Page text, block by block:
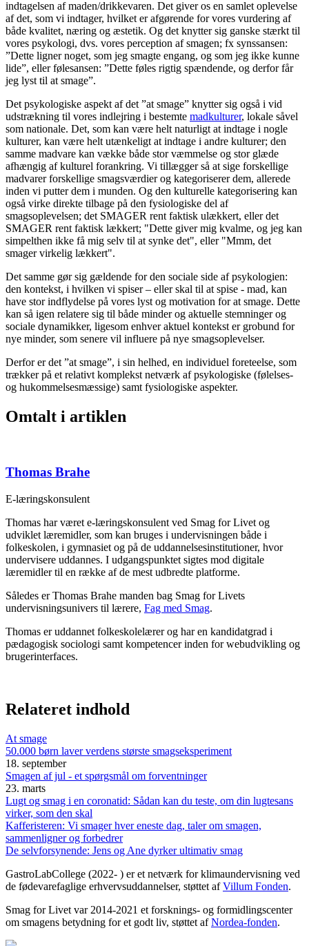
indtagelsen af maden/drikkevaren. Det giver os en samlet oplevelse
af det, som vi indtager, hvilket er afgørende for vores vurdering af
både kvalitet, næring og æstetik. Og det knytter sig ganske stærkt til
vores psykologi, dvs. vores perception af smagen; fx synssansen:
”Dette ligner noget, som jeg smagte engang, og som jeg ikke kunne
lide”, eller følesansen: ”Dette føles rigtig spændende, og derfor får
jeg lyst til at smage”.
Det psykologiske aspekt af det ”at smage” knytter sig også i vid
udstrækning til vores indlejring i bestemte madkulturer, lokale såvel
som nationale. Det, som kan være helt naturligt at indtage i nogle
kulturer, kan være helt utænkeligt at indtage i andre kulturer; den
samme madvare kan vække både stor væmmelse og stor glæde
afhængig af kulturel forankring. Vi tillægger så at sige forskellige
madvarer forskellige smagsværdier og kategoriserer dem, allerede
inden vi putter dem i munden. Og den kulturelle kategorisering kan
også virke direkte tilbage på den fysiologiske del af
smagsoplevelsen; det SMAGER rent faktisk ulækkert, eller det
SMAGER rent faktisk lækkert; "Dette giver mig kvalme, og jeg kan
simpelthen ikke få mig selv til at synke det", eller "Mmm, det
smager virkelig lækkert".
Det samme gør sig gældende for den sociale side af psykologien:
den kontekst, i hvilken vi spiser – eller skal til at spise - mad, kan
have stor indflydelse på vores lyst og motivation for at smage. Dette
kan så igen relatere sig til både minder og aktuelle stemninger og
sociale dynamikker, ligesom enhver aktuel kontekst er grobund for
nye minder, som senere vil influere på nye smagsoplevelser.
Derfor er det ”at smage”, i sin helhed, en individuel foreteelse, som
trækker på et relativt komplekst netværk af psykologiske (følelses-
og hukommelsesmæssige) samt fysiologiske aspekter.
Omtalt i artiklen
Thomas Brahe
E-læringskonsulent
Thomas har været e-læringskonsulent ved Smag for Livet og
udviklet læremidler, som kan bruges i undervisningen både i
folkeskolen, i gymnasiet og på de uddannelsesinstitutioner, hvor
undervisere uddannes. I udgangspunktet sigtes mod digitale
læremidler til en række af de mest udbredte platforme.
Således er Thomas Brahe manden bag Smag for Livets
undervisningsunivers til lærere, Fag med Smag.
Thomas er uddannet folkeskolelærer og har en kandidatgrad i
pædagogisk sociologi samt kompetencer inden for webudvikling og
brugerinterfaces.
Relateret indhold
At smage
50.000 børn laver verdens største smagseksperiment
18. september
Smagen af jul - et spørgsmål om forventninger
23. marts
Lugt og smag i en coronatid: Sådan kan du teste, om din lugtesans
virker, som den skal
Kafferisteren: Vi smager hver eneste dag, taler om smagen,
sammenligner og forbedrer
De selvforsynende: Jens og Ane dyrker ultimativ smag
GastroLabCollege (2022- ) er et netværk for klimaundervisning ved
de fødevarefaglige erhvervsuddannelser, støttet afVillum Fonden.
Smag for Livet var 2014-2021 et forsknings- og formidlingscenter
om smagens betydning for et godt liv, støttet afNordea-fonden.